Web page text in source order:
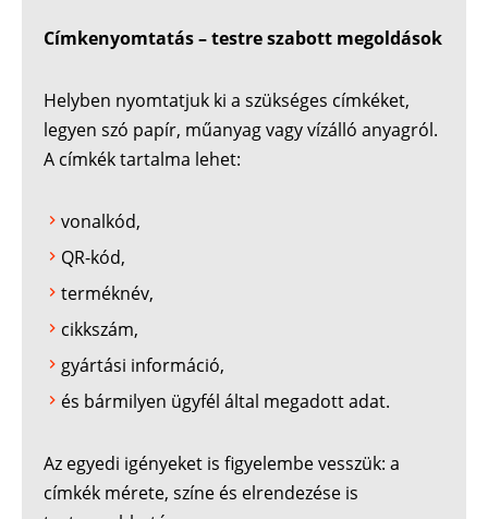
Címkenyomtatás – testre szabott megoldások
Helyben nyomtatjuk ki a szükséges címkéket,
legyen szó papír, műanyag vagy vízálló anyagról.
A címkék tartalma lehet:
vonalkód,
QR-kód,
terméknév,
cikkszám,
gyártási információ,
és bármilyen ügyfél által megadott adat.
Az egyedi igényeket is figyelembe vesszük: a
címkék mérete, színe és elrendezése is